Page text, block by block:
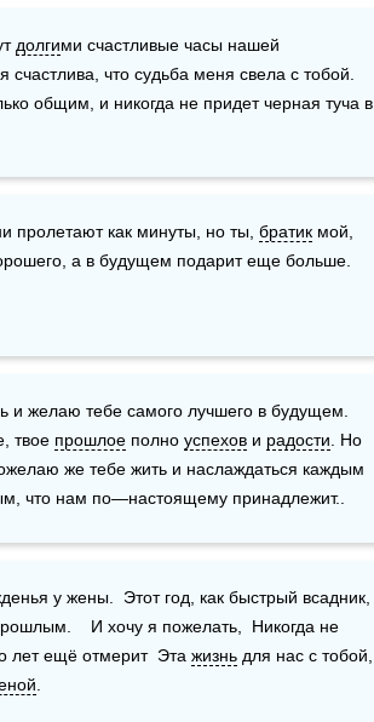
долгими счастливые часы нашей
счастлива, что судьба меня свела с тобой.
общим, и никогда не придет черная туча в
пролетают как минуты, но ты, братик мой,
а в будущем подарит еще больше.
желаю тебе самого лучшего в будущем.
твое прошлое полно успехов и радости . Но
же тебе жить и наслаждаться каждым
что нам по—настоящему принадлежит..
у жены.  Этот год, как быстрый всадник,
И хочу я пожелать,  Никогда не
лет ещё отмерит  Эта жизнь для нас с тобой,